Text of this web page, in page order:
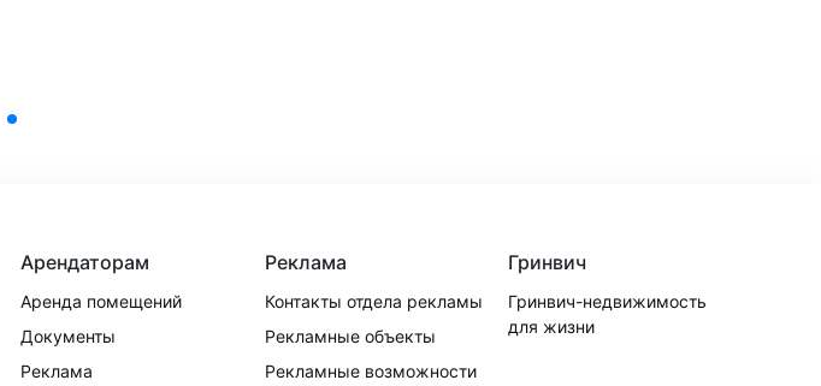
Арендаторам
Аренда помещений
Документы
Реклама
Реклама
Контакты отдела рекламы
Рекламные объекты
Рекламные возможности
Гринвич
Гринвич-недвижимость
для жизни